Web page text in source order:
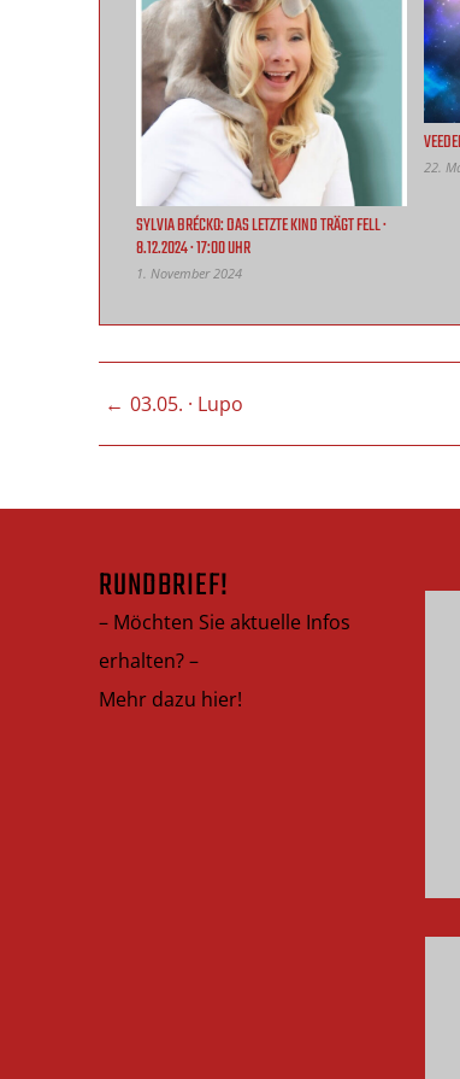
SYLVIA BRÉCKO: DAS LETZTE KIND TRÄGT FELL ·
8.12.2024 · 17:00 UHR
1. November 2024
22.
03.05. · Lupo
RUNDBRIEF!
– Möchten Sie aktuelle Infos
erhalten? –
Mehr dazu hier!